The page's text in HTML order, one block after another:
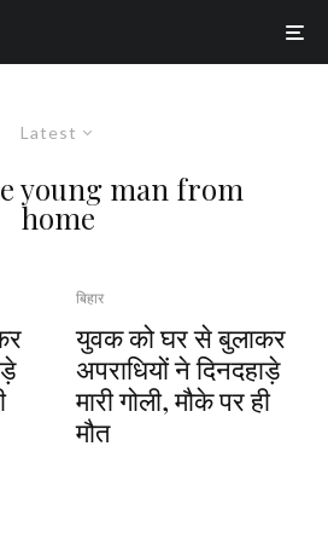
Latest
young man from
home
बिहार
युवक को घर से बुलाकर
अपराधियों ने दिनदहाड़े
मारी गोली, मौके पर ही
मौत